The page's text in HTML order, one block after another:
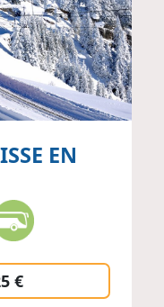
EN
€